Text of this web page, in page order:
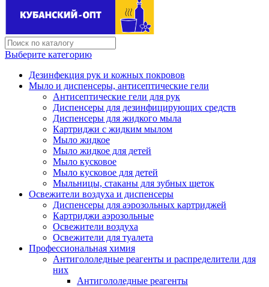
Выберите категорию
Дезинфекция рук и кожных покровов
Мыло и диспенсеры, антисептические гели
Антисептические гели для рук
Диспенсеры для дезинфицирующих средств
Диспенсеры для жидкого мыла
Картриджи с жидким мылом
Мыло жидкое
Мыло жидкое для детей
Мыло кусковое
Мыло кусковое для детей
Мыльницы, стаканы для зубных щеток
Освежители воздуха и диспенсеры
Диспенсеры для аэрозольных картриджей
Картриджи аэрозольные
Освежители воздуха
Освежители для туалета
Профессиональная химия
Антигололедные реагенты и распределители для
них
Антигололедные реагенты